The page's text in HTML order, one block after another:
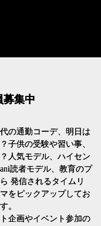
募集中
の通勤コーデ、明日は
子供の受験や習い事、
人気モデル、ハイセン
読者モデル、教育のプ
発信されるタイムリ
をピックアップしてお
。
企画やイベント参加の